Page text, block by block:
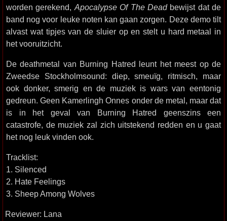
worden gerekend, Apocalypse Of The Deadbewijst dat de
band nog voor leuke noten kan gaan zorgen. Deze demo tilt
alvast wat tipjes van de sluier op en stelt u hard metaal in
het vooruitzicht.
De deathmetal van Burning Hatred leunt het meest op de
Zweedse Stockholmsound: diep, smeuïg, ritmisch, maar
ook donker, smerig en de muziek is wars van eentonig
gedreun. Geen Kamerlingh Onnes onder de metal, maar dat
is in het geval van Burning Hatred geenszins een
catastrofe, de muziek zal zich uitstekend redden en u gaat
het nog leuk vinden ook.
Tracklist:
1. Silenced
2. Hate Feelings
3. Sheep Among Wolves
Reviewer: Lana